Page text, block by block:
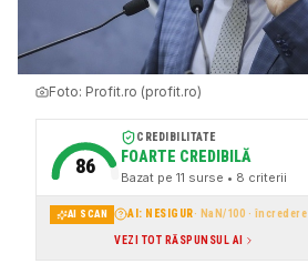
Foto: Profit.ro (profit.ro)
86
CREDIBILITATE
FOARTE CREDIBILĂ
Bazat pe 11 surse • 8 criterii
AI SCAN AI: NESIGUR· NaN/100 · încredere
VEZI TOT RĂSPUNSUL AI